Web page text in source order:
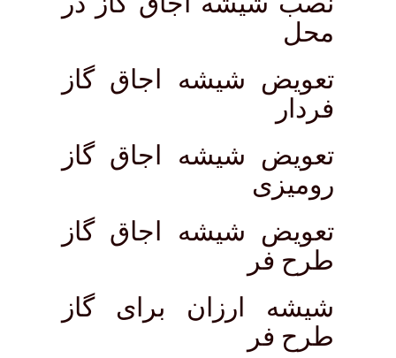
محل
تعویض شیشه اجاق گاز
فردار
تعویض شیشه اجاق گاز
رومیزی
تعویض شیشه اجاق گاز
طرح فر
شیشه ارزان برای گاز
طرح فر